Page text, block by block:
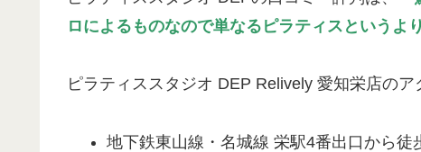
ロによるものなので単なるピラティスというよ
ピラティススタジオ DEP Relively 愛知栄店のア
地下鉄東山線・名城線 栄駅4番出口から徒